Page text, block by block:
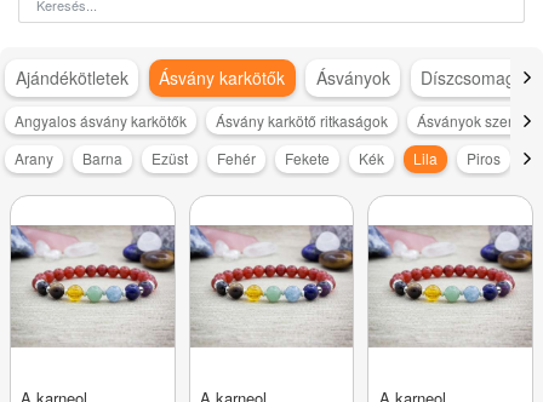
Ajándékötletek Ásvány karkötők Ásványok
Angyalos ásvány karkötők Ásvány karkötő ritkaságok
Ásványok szerint
Arany
Barna Ezüst Fehér Fekete Kék Lila Piros